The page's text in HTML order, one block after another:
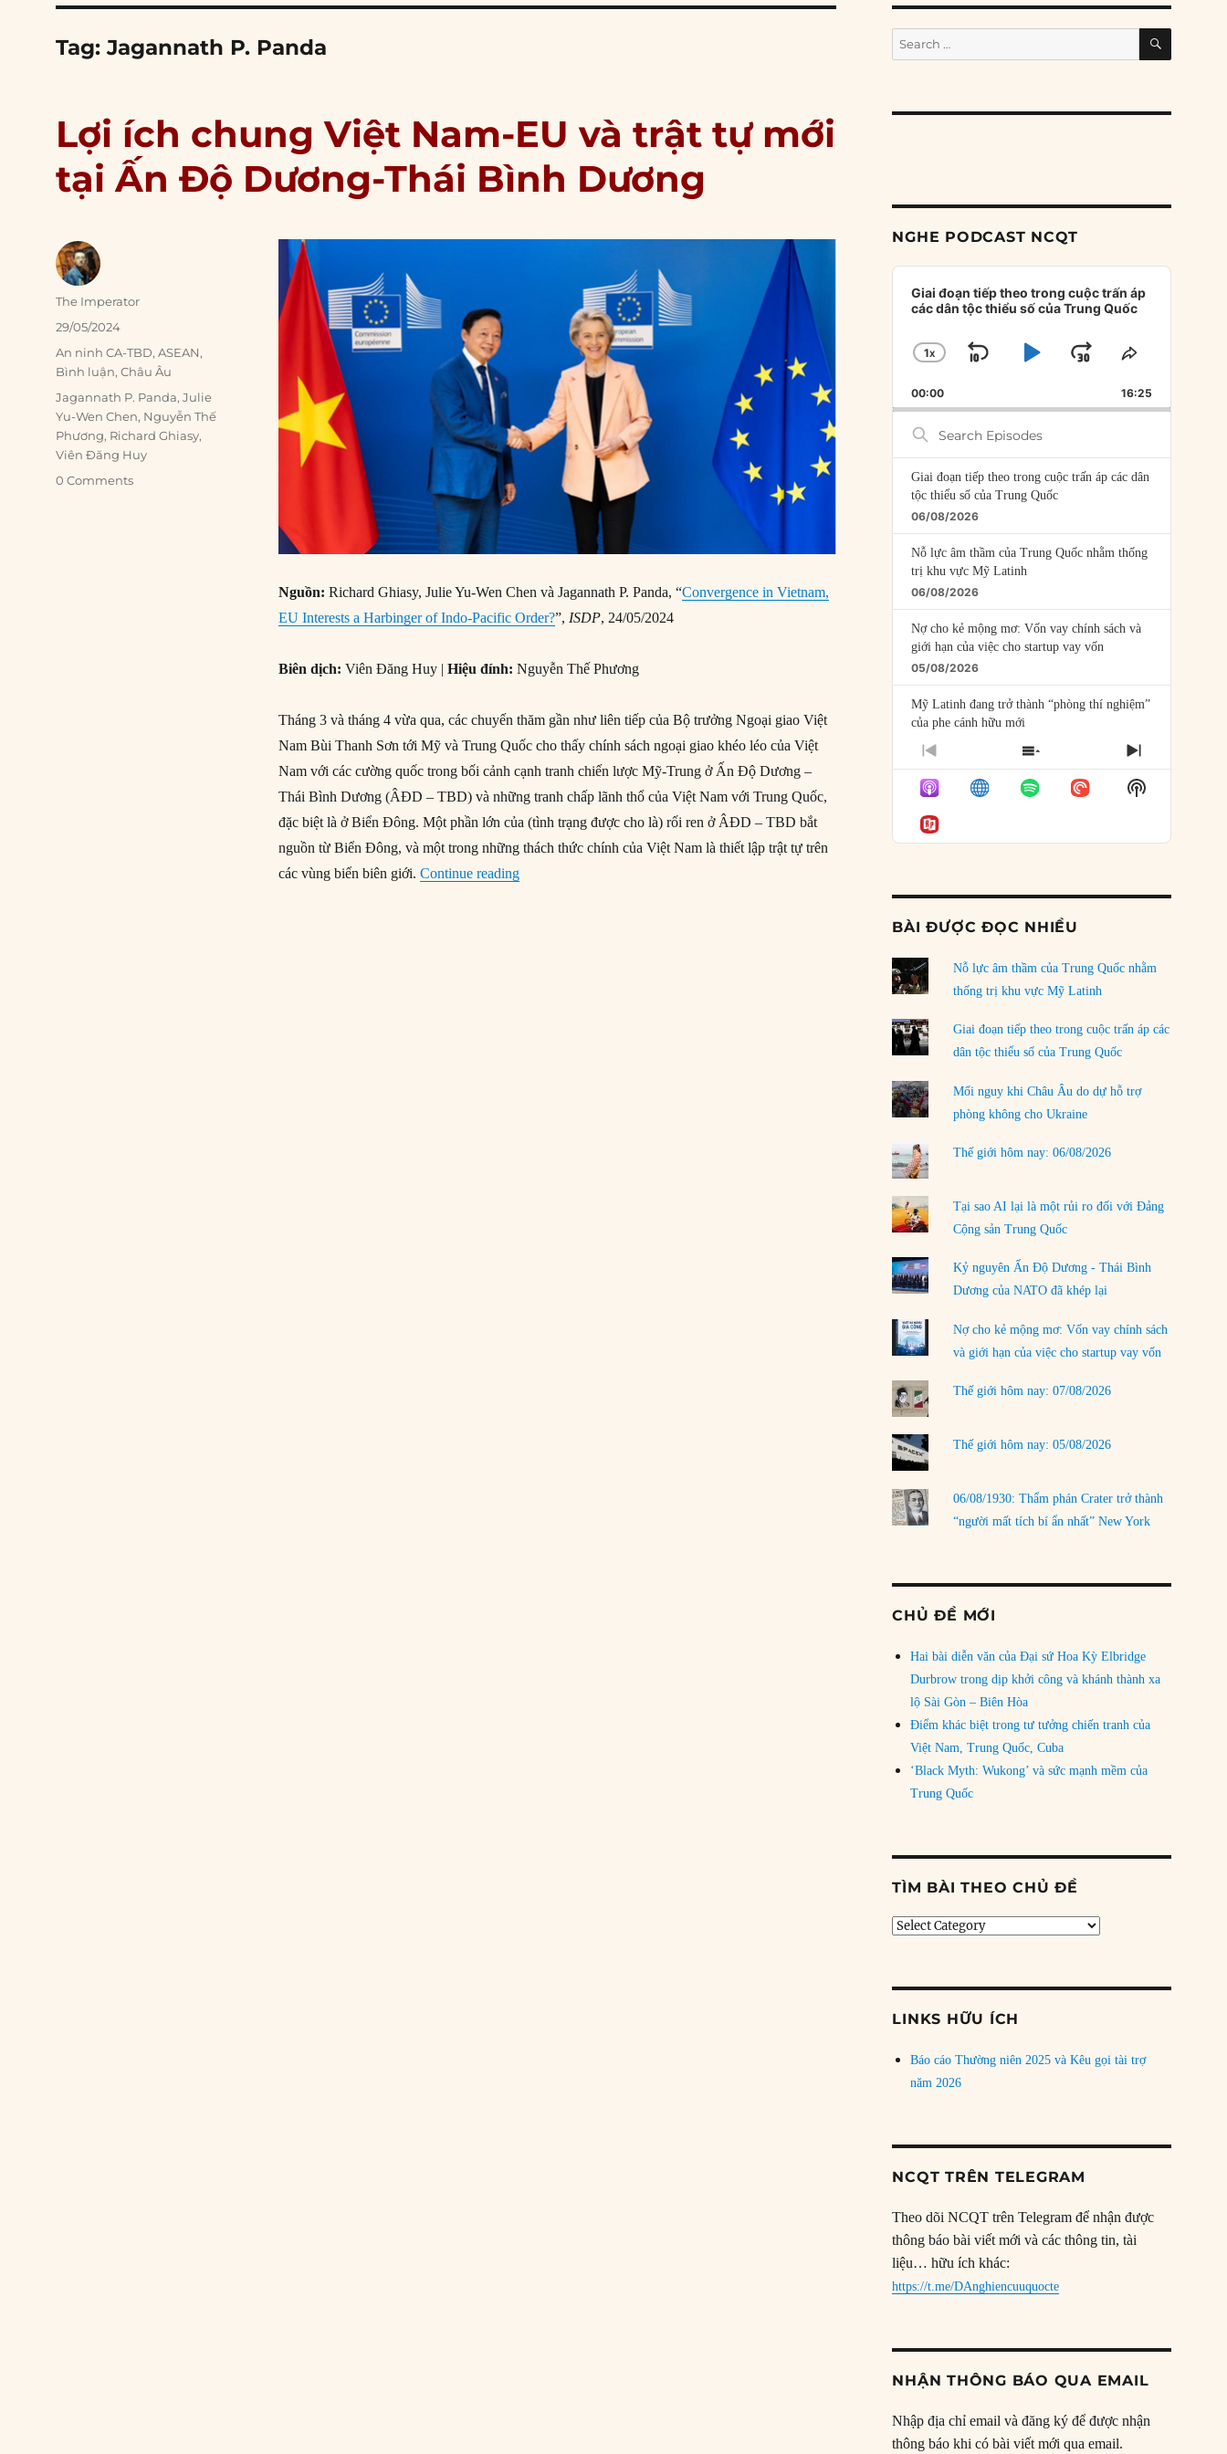
Tag:Jagannath P. Panda
Lợi ích chung Việt Nam-EU và trật tự mới
tại Ấn Độ Dương-Thái Bình Dương
Nguồn: Richard Ghiasy, Julie Yu-Wen Chen và Jagannath P. Panda, “Convergence in Vietnam,
EU Interests a Harbinger of Indo-Pacific Order?”, ISDP, 24/05/2024
Biên dịch: Viên Đăng Huy |Hiệu đính:Nguyễn Thế Phương
Tháng 3 và tháng 4 vừa qua, các chuyến thăm gần như liên tiếp của Bộ trưởng Ngoại giao Việt
Nam Bùi Thanh Sơn tới Mỹ và Trung Quốc cho thấy chính sách ngoại giao khéo léo của Việt
Nam với các cường quốc trong bối cảnh cạnh tranh chiến lược Mỹ-Trung ở Ấn Độ Dương –
Thái Bình Dương (ÂĐD – TBD) và những tranh chấp lãnh thổ của Việt Nam với Trung Quốc,
đặc biệt là ở Biển Đông. Một phần lớn của (tình trạng được cho là) rối ren ở ÂĐD – TBD bắt
nguồn từ Biển Đông, và một trong những thách thức chính của Việt Nam là thiết lập trật tự trên
các vùng biển biên giới.Continue reading“Lợi ích chung Việt Nam-EU và trật tự mới tại Ấn Độ Dương-Thái Bình Dương”
Author
The Imperator
Posted
29/05/2024
Categories
An ninh CA-TBD,ASEAN,
Bình luận,Châu Âu
Tags
Jagannath P. Panda,Julie
Yu-Wen Chen, Nguyễn Thế
Phương, Richard Ghiasy,
Viên Đăng Huy
0 Comments
Search
for:
SEARCH
NGHE PODCAST NCQT
Audio
Player
Giai đoạn tiếp theo trong cuộc trấn áp
các dân tộc thiểu số của Trung Quốc
CHANGE
RATE
1X
SKIP
BACKWARD
PLAYJUMP
FORWARD
SHARE
EPISODE
00:00 16:25
Search
Episodes
Giai đoạn tiếp theo trong cuộc trấn áp các dân
tộc thiểu số của Trung Quốc
06/08/2026
Nỗ lực âm thầm của Trung Quốc nhằm thống
trị khu vực Mỹ Latinh
06/08/2026
Nợ cho kẻ mộng mơ: Vốn vay chính sách và
giới hạn của việc cho startup vay vốn
05/08/2026
Mỹ Latinh đang trở thành “phòng thí nghiệm”
của phe cánh hữu mới
04/08/2026
Tại sao Trung Quốc phủ nhận cuộc gặp với
Ngoại trưởng Nhật Bản?
04/08/2026
03/08/2026
Đặt cược vào thất bại: Các quỹ đầu tư mạo
rủi ro
02/08/2026
Làm thế nào để kết thúc Chiến tranh Iran?
01/08/2026
Chiến lược kế tiếp của Bắc Kinh ở Biển Đông
31/07/2026
Trật tự thế giới mới: Các nước nhỏ sẽ luôn
phải chịu đựng?
30/07/2026
LOAD MORE
PREVIOUS
EPISODE
SHOW
EPISODES
LIST
NEXT
EPISODE
Show
Podcast
BÀI ĐƯỢC ĐỌC NHIỀU
Nỗ lực âm thầm của Trung Quốc nhằm
thống trị khu vực Mỹ Latinh
Giai đoạn tiếp theo trong cuộc trấn áp các
dân tộc thiểu số của Trung Quốc
Mối nguy khi Châu Âu do dự hỗ trợ
phòng không cho Ukraine
Thế giới hôm nay: 06/08/2026
Tại sao AI lại là một rủi ro đối với Đảng
Cộng sản Trung Quốc
Kỷ nguyên Ấn Độ Dương - Thái Bình
Dương của NATO đã khép lại
Nợ cho kẻ mộng mơ: Vốn vay chính sách
và giới hạn của việc cho startup vay vốn
Thế giới hôm nay: 07/08/2026
Thế giới hôm nay: 05/08/2026
06/08/1930: Thẩm phán Crater trở thành
“người mất tích bí ẩn nhất” New York
CHỦ ĐỀ MỚI
Hai bài diễn văn của Đại sứ Hoa Kỳ Elbridge
Durbrow trong dịp khởi công và khánh thành xa
lộ Sài Gòn – Biên Hòa
Điểm khác biệt trong tư tưởng chiến tranh của
Việt Nam, Trung Quốc, Cuba
‘Black Myth: Wukong’ và sức mạnh mềm của
Trung Quốc
TÌM BÀI THEO CHỦ ĐỀ
Tìm
chủ
LINKS HỮU ÍCH
Báo cáo Thường niên 2025 và Kêu gọi tài trợ
năm 2026
NCQT TRÊN TELEGRAM
Theo dõi NCQT trên Telegram để nhận được
thông báo bài viết mới và các thông tin, tài
liệu… hữu ích khác:
https://t.me/DAnghiencuuquocte
NHẬN THÔNG BÁO QUA EMAIL
Nhập địa chỉ email và đăng ký để được nhận
thông báo khi có bài viết mới qua email.